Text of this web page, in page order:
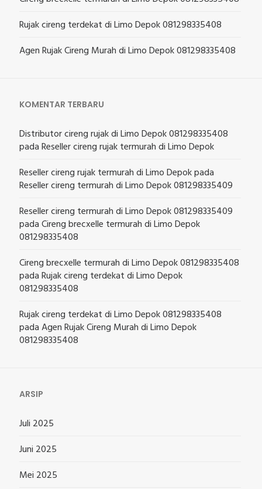
Rujak cireng terdekat di Limo Depok 081298335408
Agen Rujak Cireng Murah di Limo Depok 081298335408
KOMENTAR TERBARU
Distributor cireng rujak di Limo Depok 081298335408
padaReseller cireng rujak termurah di Limo Depok
Reseller cireng rujak termurah di Limo Depokpada
Reseller cireng termurah di Limo Depok 081298335409
Reseller cireng termurah di Limo Depok 081298335409
padaCireng brecxelle termurah di Limo Depok
081298335408
Cireng brecxelle termurah di Limo Depok 081298335408
padaRujak cireng terdekat di Limo Depok
081298335408
Rujak cireng terdekat di Limo Depok 081298335408
padaAgen Rujak Cireng Murah di Limo Depok
081298335408
ARSIP
Juli 2025
Juni 2025
Mei 2025